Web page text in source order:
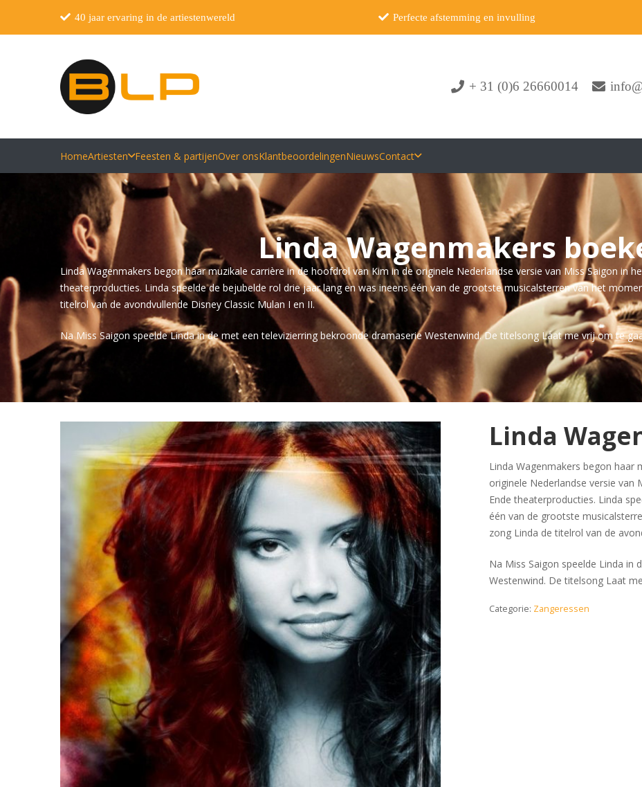
40 jaar ervaring in de artiestenwereld Perfecte afstemming en invulling
+ 31 (0)6 26660014
HomeArtiesten Feesten & partijenOver onsKlantbeoordelingenNieuwsContact
Linda Wagenmakers
Linda Wagenmakers begon haar muzikale carrière in de hoofdrol van Kim in de originele Nederlandse versie van Miss Saigon in
theaterproducties. Linda speelde de bejubelde rol drie jaar lang en was ineens één van de grootste musicalsterren van het
titelrol van de avondvullende Disney Classic Mulan I en II.
Na Miss Saigon speelde Linda in de met een televizierring bekroonde dramaserie Westenwind. De titelsong Laat me vrij om te
Linda
Linda Wagenmakers begon haar
originele Nederlandse versie van
Ende theaterproducties. Linda
één van de grootste
zong Linda de titelrol van de
Na Miss Saigon speelde Linda in
Westenwind. De titelsong Laat
Categorie: Zangeressen